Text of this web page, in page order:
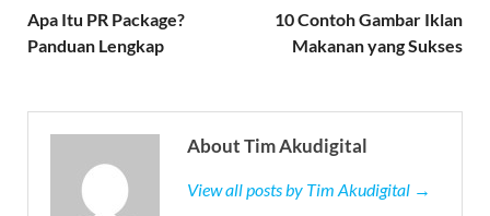
Apa Itu PR Package?
Panduan Lengkap
10 Contoh Gambar Iklan
Makanan yang Sukses
About Tim Akudigital
View all posts by Tim Akudigital →